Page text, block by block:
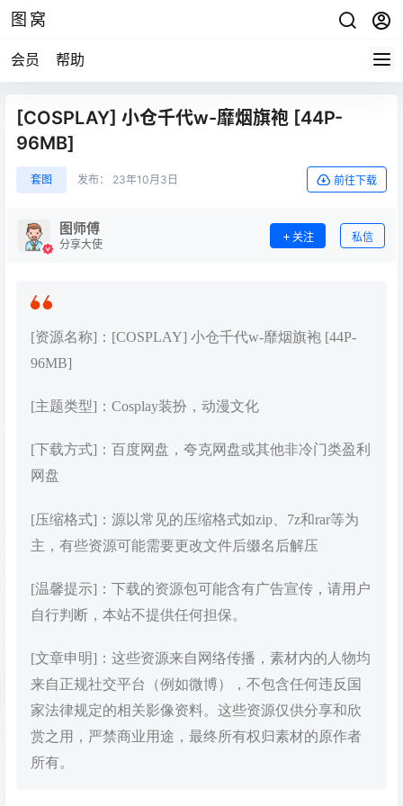
图窝
会员 帮助
[COSPLAY] 小仓千代w-靡烟旗袍 [44P-
96MB]
套图 发布： 23年10月3日 前往下载
图师傅
分享大使
关注 私信
[资源名称]：[COSPLAY] 小仓千代w-靡烟旗袍 [44P-
96MB]
[主题类型]：Cosplay装扮，动漫文化
[下载方式]：百度网盘，夸克网盘或其他非冷门类盈利
网盘
[压缩格式]：源以常见的压缩格式如zip、7z和rar等为
主，有些资源可能需要更改文件后缀名后解压
[温馨提示]：下载的资源包可能含有广告宣传，请用户
自行判断，本站不提供任何担保。
[文章申明]：这些资源来自网络传播，素材内的人物均
来自正规社交平台（例如微博），不包含任何违反国
家法律规定的相关影像资料。这些资源仅供分享和欣
赏之用，严禁商业用途，最终所有权归素材的原作者
所有。